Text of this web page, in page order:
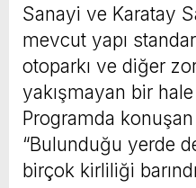
Sanayi ve Karatay
mevcut yapı
otoparkı ve diğer
yakışmayan bir
Programda
“Bulunduğu yerde
birçok kirliliği